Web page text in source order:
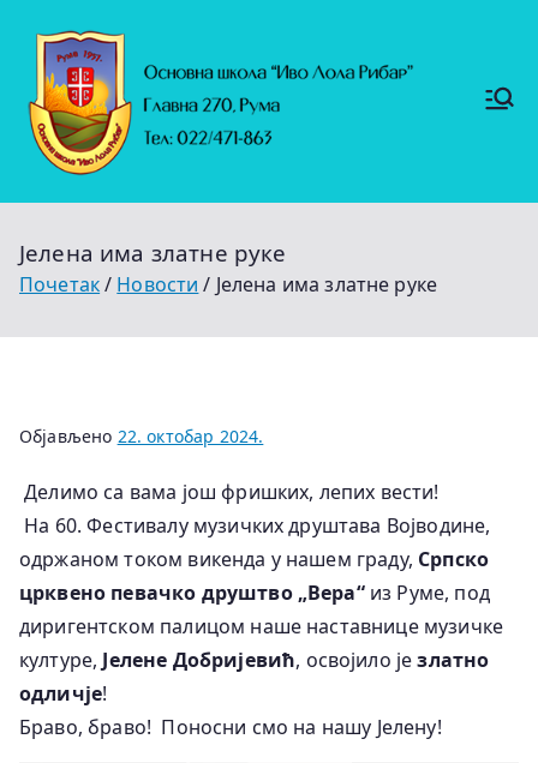
садржај
Основ
Лола
https://
vanje-
Јелена има златне руке
Почетак Новости Јелена има златне руке
Објављено 22. октобар 2024.
Делимо са вама још фришких, лепих вести!
На 60. Фестивалу музичких друштава Војводине,
одржаном током викенда у нашем граду, Српско
црквено певачко друштво „Вера“из Руме, под
диригентском палицом наше наставнице музичке
културе, Јелене Добријевић, освојило језлатно
одличје!
Браво, браво! Поносни смо на нашу Јелену!